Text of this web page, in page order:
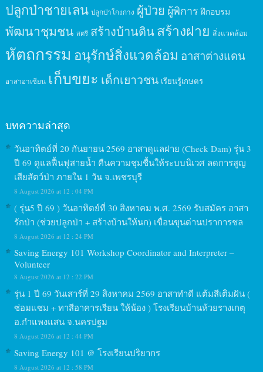
ปลูกป่าชายเลน ปลูกป่าโกงกาง ผู้ป่วย ผู้พิการ ฝึกอบรม
พัฒนาชุมชน สตรี สร้างบ้านดินสร้างฝาย สิ่งแวดล้อม
หัตถกรรม อนุรักษ์สิ่งแวดล้อม อาสาต่างแดน
อาสาอาเซียน เก็บขยะ เด็กเยาวชน เรียนรู้เกษตร
บทความล่าสุด
วันอาทิตย์ที่ 20 กันยายน 2569 อาสาดูแลฝาย (Check Dam) รุ่น 3
ปี 69 ดูแลฟื้นฟูสายน้ำ คืนความชุมชื้นให้ระบบนิเวศ ลดการสูญ
เสียสัตว์ป่า ภายใน 1 วัน จ.เพชรบุรี
8 August 2026 at 12 : 04 PM
( รุ่น5 ปี 69 ) วันอาทิตย์ที่ 30 สิงหาคม พ.ศ. 2569 รับสมัคร อาสา
รักป่า (ช่วยปลูกป่า + สร้างบ้านให้นก) เขื่อนขุนด่านปราการชล
8 August 2026 at 12 : 24 PM
Saving Energy 101 Workshop Coordinator and Interpreter –
Volunteer
8 August 2026 at 12 : 22 PM
รุ่น 1 ปี 69 วันเสาร์ที่ 29 สิงหาคม 2569 อาสาทำดี แต้มสีเติมฝัน (
ซ่อมแซม + ทาสีอาคารเรียน ให้น้อง ) โรงเรียนบ้านห้วยรางเกตุ
อ.กำแพงแสน จ.นครปฐม
8 August 2026 at 12 : 44 PM
Saving Energy 101 @ โรงเรียนปริยากร
8 August 2026 at 12 : 58 PM